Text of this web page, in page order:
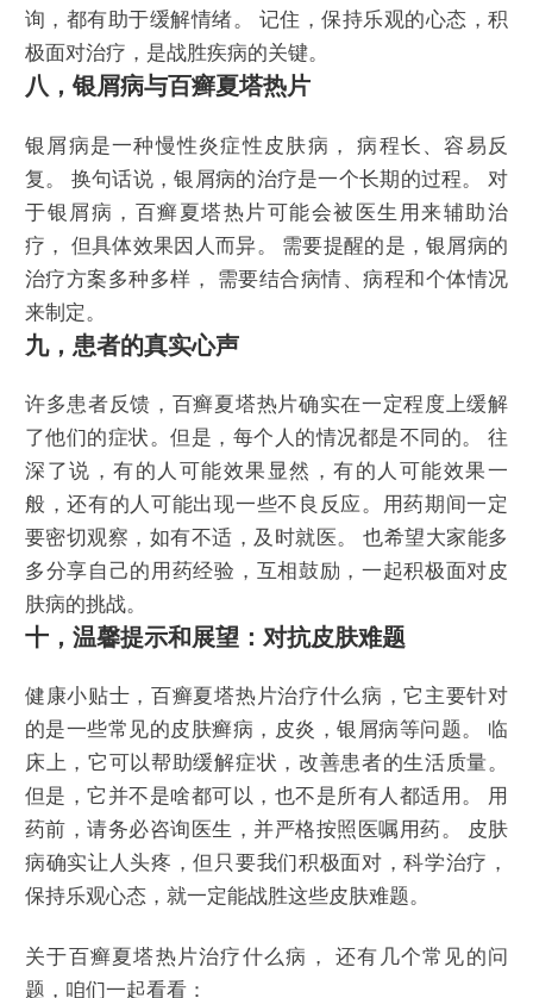
询，都有助于缓解情绪。 记住，保持乐观的心态，积
极面对治疗，是战胜疾病的关键。
八，银屑病与百癣夏塔热片
银屑病是一种慢性炎症性皮肤病， 病程长、容易反
复。 换句话说，银屑病的治疗是一个长期的过程。 对
于银屑病，百癣夏塔热片可能会被医生用来辅助治
疗， 但具体效果因人而异。 需要提醒的是，银屑病的
治疗方案多种多样， 需要结合病情、病程和个体情况
来制定。
九，患者的真实心声
许多患者反馈，百癣夏塔热片确实在一定程度上缓解
了他们的症状。但是，每个人的情况都是不同的。 往
深了说，有的人可能效果显然，有的人可能效果一
般，还有的人可能出现一些不良反应。用药期间一定
要密切观察，如有不适，及时就医。 也希望大家能多
多分享自己的用药经验，互相鼓励，一起积极面对皮
肤病的挑战。
十，温馨提示和展望：对抗皮肤难题
健康小贴士，百癣夏塔热片治疗什么病，它主要针对
的是一些常见的皮肤癣病，皮炎，银屑病等问题。 临
床上，它可以帮助缓解症状，改善患者的生活质量。
但是，它并不是啥都可以，也不是所有人都适用。 用
药前，请务必咨询医生，并严格按照医嘱用药。 皮肤
病确实让人头疼，但只要我们积极面对，科学治疗，
保持乐观心态，就一定能战胜这些皮肤难题。
关于百癣夏塔热片治疗什么病， 还有几个常见的问
题，咱们一起看看：